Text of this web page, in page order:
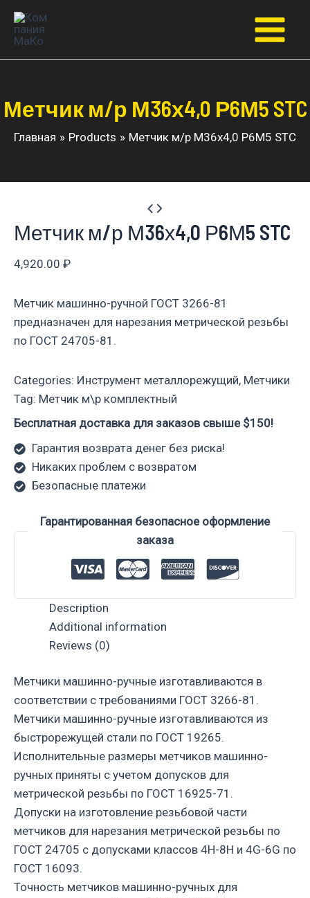
Перейти
содержимому
Main
Метчик м/р М36х4,0 Р6М5 STC
Главная Products Метчик м/р М36х4,0 Р6М5 STC
Метчик м/р М36х4,0 Р6М5 STC
4,920.00 ₽
Метчик машинно-ручной ГОСТ 3266-81
предназначен для нарезания метрической резьбы
по ГОСТ 24705-81.
Categories: Инструмент металлорежущий, Метчики
Tag: Метчик м\р комплектный
Бесплатная доставка для заказов свыше $150!
Гарантия возврата денег без риска!
Никаких проблем с возвратом
Безопасные платежи
Гарантированная безопасное оформление
заказа
Description
Additional information
Reviews (0)
Метчики машинно-ручные изготавливаются в
соответствии с требованиями ГОСТ 3266-81.
Метчики машинно-ручные изготавливаются из
быстрорежущей стали по ГОСТ 19265.
Исполнительные размеры метчиков машинно-
ручных приняты с учетом допусков для
метрической резьбы по ГОСТ 16925-71.
Допуски на изготовление резьбовой части
метчиков для нарезания метрической резьбы по
ГОСТ 24705 с допусками классов 4H-8H и 4G-6G по
ГОСТ 16093.
Точность метчиков машинно-ручных для